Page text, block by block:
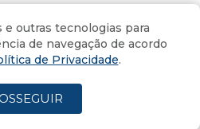
ao Portal 4oito
outras tecnologias para
de navegação de acordo
de Privacidade.